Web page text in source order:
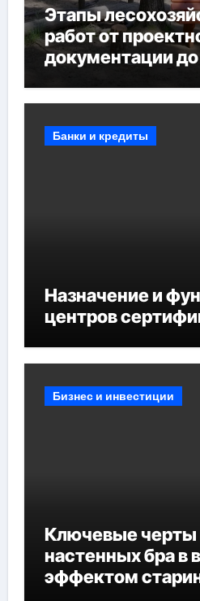
Этапы
работ от
документации до
мероприятий и
Банки и кредиты
Назначение и
центров
Бизнес и инвестиции
Ключевые черты
настенных бра в
эффектом